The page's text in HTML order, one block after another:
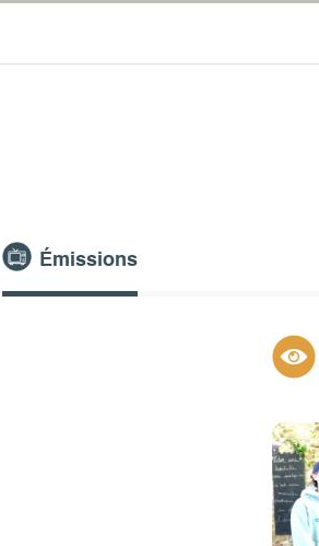
Émissions